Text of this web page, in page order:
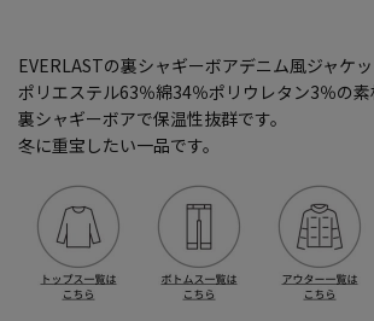
EVERLASTの裏シャギーボアデニム風ジャケッ
ポリエステル63％綿34％ポリウレタン3％の素
裏シャギーボアで保温性抜群です。
冬に重宝したい一品です。